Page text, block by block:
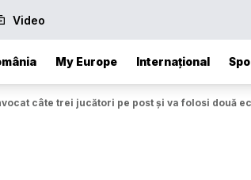
Video
My Europe Internațional
câte trei jucători pe post și va folosi două